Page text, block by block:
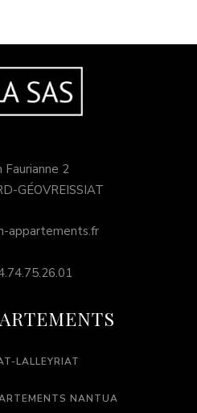
Faurianne 2
GÉOVREISSIAT
appartements.fr
LALLEYRIAT
NANTUA